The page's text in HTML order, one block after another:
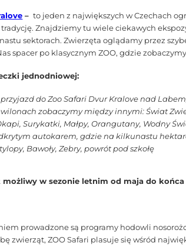
– to jeden z największych w Czechach
Znajdziemy tu wiele ciekawych
sektorach. Zwierzęta oglądamy przez
spacer po klasycznym ZOO, gdzie
jednodniowej:
przyjazd do Zoo Safari Dvur Kralove nad
zobaczymy między innymi: Świat
Surykatki, Małpy, Orangutany, Wodny
autokarem, gdzie na kilkunastu
Bawoły, Zebry, powrót pod szkołę
możliwy w sezonie letnim od maja do końca
prowadzone są programy hodowli
zwierząt, ZOO Safari plasuje się wśród